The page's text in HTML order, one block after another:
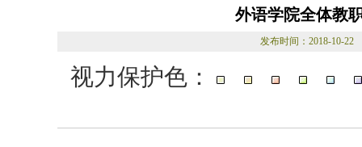
外语学院全体教
发布时间：2018-10-
视力保护色：